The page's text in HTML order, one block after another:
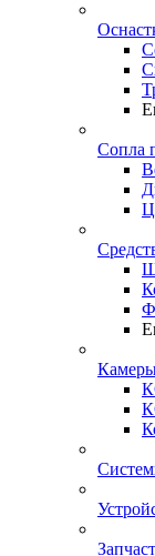
Сопла